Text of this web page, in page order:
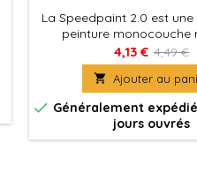
La Speedpaint 2.0 est
peinture monocouche
formule. Appliquez
couche de Speedpaint
votre figurine et le tour
Speedpaint produira à
ombrage, une couleur
effet d'éclaircissement en
application.
4,13 € 4,49 €
 Ajouter au
 Généralement
jours ouvrés